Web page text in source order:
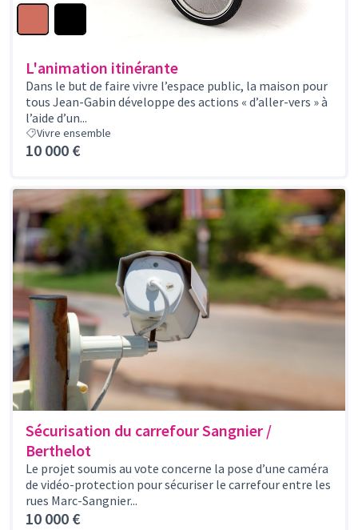
L'animation itinérante
Dans le but de faire vivre l’espace public, la maison pour
tous Jean-Gabin développe des actions « d’aller-vers » à
l’aide d’un...
Vivre ensemble
10 000 €
Sécurisation du carrefour Sangnier /
Berthelot
Le projet soumis au vote concerne la pose d’une caméra
de vidéo-protection pour sécuriser le carrefour entre les
rues Marc-Sangnier...
10 000 €